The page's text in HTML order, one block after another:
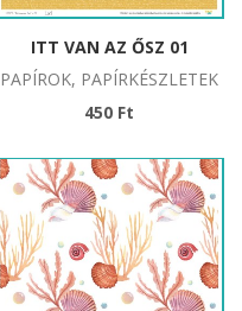
ITT VAN AZ ŐSZ 01
PAPÍROK, PAPÍRKÉSZLETEK
450 Ft